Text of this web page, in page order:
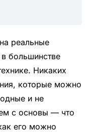
реальные
большинстве
Никаких
которые можно
и не
с основы — что
его можно